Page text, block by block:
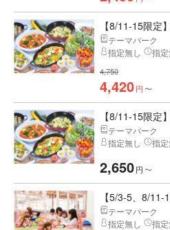
【8/11-15限定
テーマパーク
指定無し
指定
4,750
4,420円 〜
【8/11-15限定
テーマパーク
指定無し
指定
2,650円 〜
【5/3-5、8/
テーマパーク
指定無し
指定